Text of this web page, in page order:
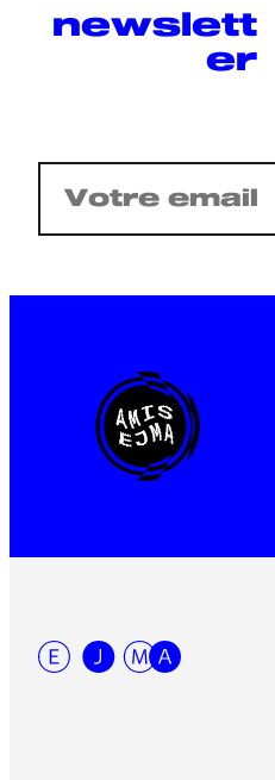
newslett
er
mail
(Nécessaire)